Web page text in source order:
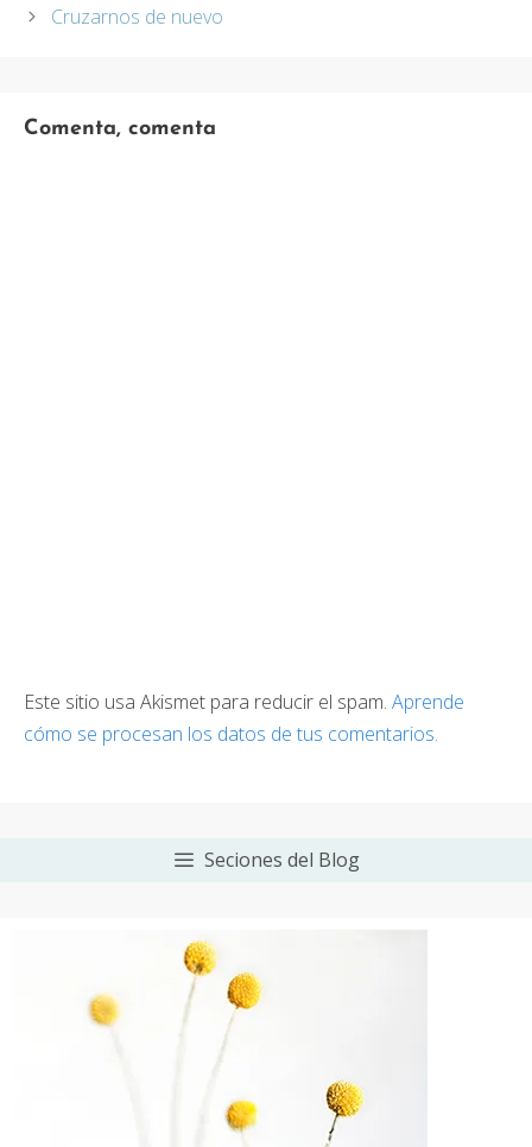
Cruzarnos de nuevo
Comenta, comenta
Este sitio usa Akismet para reducir el spam. Aprende
cómo se procesan los datos de tus comentarios.
Seciones del Blog